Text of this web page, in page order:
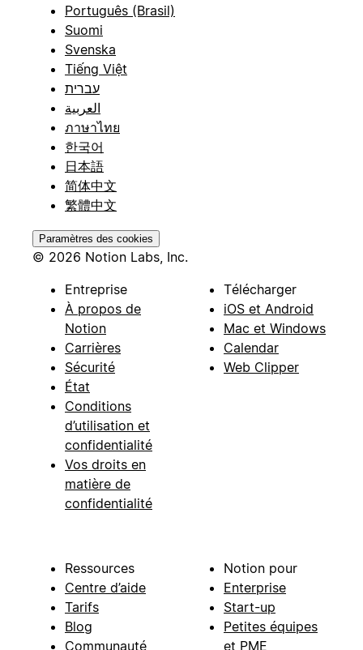
Português (Brasil)
Suomi
Svenska
Tiếng Việt
עברית
العربية
ภาษาไทย
한국어
日本語
简体中文
繁體中文
Paramètres des cookies
© 2026 Notion Labs, Inc.
Entreprise
À propos de
Notion
Carrières
Sécurité
État
Conditions
d’utilisation et
confidentialité
Vos droits en
matière de
confidentialité
Télécharger
iOS et Android
Mac et Windows
Calendar
Web Clipper
Ressources
Centre d’aide
Tarifs
Blog
Communauté
Notion pour
Enterprise
Start-up
Petites équipes
et PME